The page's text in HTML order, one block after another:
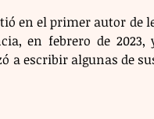
en el primer autor de
en febrero de
a escribir algunas de